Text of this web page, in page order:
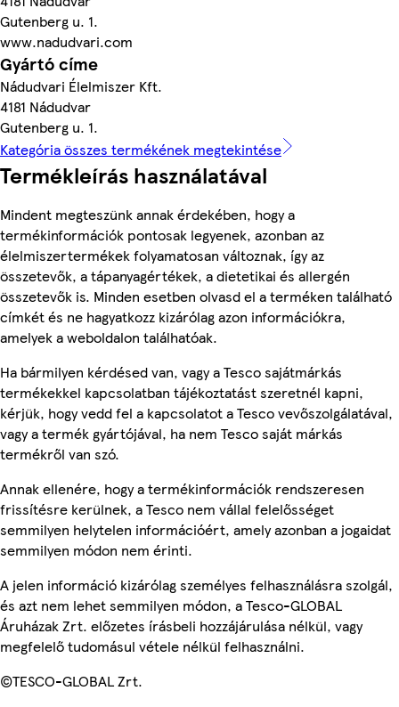
Gutenberg u. 1.
www.nadudvari.com
Gyártó címe
Nádudvari Élelmiszer Kft.
4181 Nádudvar
Gutenberg u. 1.
Kategória összes termékének megtekintése
Termékleírás használatával
Mindent megteszünk annak érdekében, hogy a
termékinformációk pontosak legyenek, azonban az
élelmiszertermékek folyamatosan változnak, így az
összetevők, a tápanyagértékek, a dietetikai és allergén
összetevők is. Minden esetben olvasd el a terméken található
címkét és ne hagyatkozz kizárólag azon információkra,
amelyek a weboldalon találhatóak.
Ha bármilyen kérdésed van, vagy a Tesco sajátmárkás
termékekkel kapcsolatban tájékoztatást szeretnél kapni,
kérjük, hogy vedd fel a kapcsolatot a Tesco vevőszolgálatával,
vagy a termék gyártójával, ha nem Tesco saját márkás
termékről van szó.
Annak ellenére, hogy a termékinformációk rendszeresen
frissítésre kerülnek, a Tesco nem vállal felelősséget
semmilyen helytelen információért, amely azonban a jogaidat
semmilyen módon nem érinti.
A jelen információ kizárólag személyes felhasználásra szolgál,
és azt nem lehet semmilyen módon, a Tesco-GLOBAL
Áruházak Zrt. előzetes írásbeli hozzájárulása nélkül, vagy
megfelelő tudomásul vétele nélkül felhasználni.
©TESCO-GLOBAL Zrt.